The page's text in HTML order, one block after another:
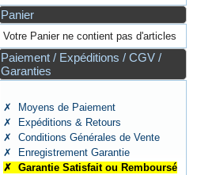
Panier
Votre Panier ne contient pas d'articles
Paiement / Expéditions / CGV /
Garanties
✗ Moyens de Paiement
✗ Expéditions & Retours
✗ Conditions Générales de Vente
✗ Enregistrement Garantie
✗ Garantie Satisfait ou Remboursé